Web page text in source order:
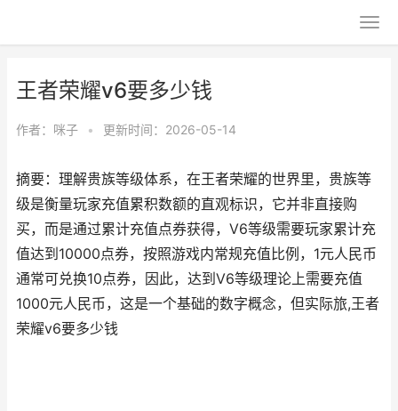
王者荣耀v6要多少钱
作者： 咪子 • 更新时间：2026-05-14
摘要：理解贵族等级体系，在王者荣耀的世界里，贵族等
级是衡量玩家充值累积数额的直观标识，它并非直接购
买，而是通过累计充值点券获得，V6等级需要玩家累计充
值达到10000点券，按照游戏内常规充值比例，1元人民币
通常可兑换10点券，因此，达到V6等级理论上需要充值
1000元人民币，这是一个基础的数字概念，但实际旅,王者
荣耀v6要多少钱